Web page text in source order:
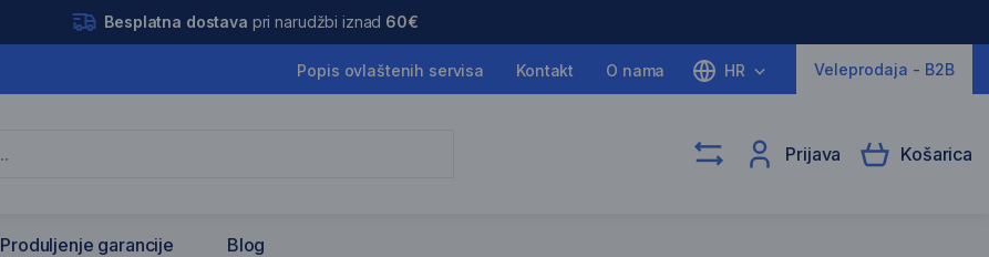
Besplatna dostava pri narudžbi iznad 60€
Popis ovlaštenih servisa Kontakt O nama HR Veleprodaja - B2B
Prijava Košarica
Produljenje garancije Blog